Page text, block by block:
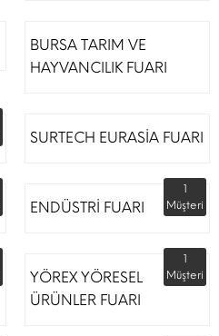
BURSA TARIM VE
HAYVANCILIK FUARI
SURTECH EURASİA FUARI
ENDÜSTRİ FUARI
1
Müşteri
YÖREX YÖRESEL
ÜRÜNLER FUARI
1
Müşteri